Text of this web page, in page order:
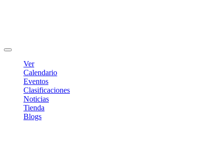
Ver
Calendario
Eventos
Clasificaciones
Noticias
Tienda
Blogs